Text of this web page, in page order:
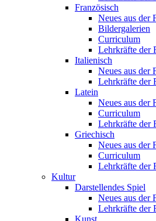
Französisch
Neues aus der
Bildergalerien
Curriculum
Lehrkräfte der
Italienisch
Neues aus der
Lehrkräfte der
Latein
Neues aus der
Curriculum
Lehrkräfte der
Griechisch
Neues aus der
Curriculum
Lehrkräfte der
Kultur
Darstellendes Spiel
Neues aus der
Lehrkräfte der